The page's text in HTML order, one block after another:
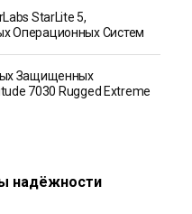
StarLite 5,
Операционных Систем
Защищенных
7030 Rugged Extreme
надёжности